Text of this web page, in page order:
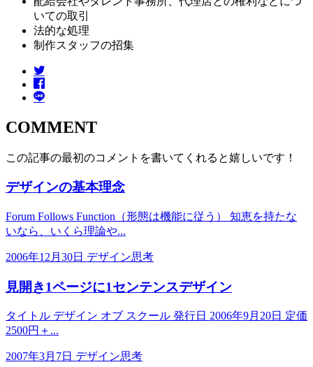
いての取引
法的な処理
制作スタッフの招集
COMMENT
この記事の最初のコメントを書いてくれると嬉しいです！
デザインの基本理念
Forum Follows Function（形態は機能に従う） 知恵を持たな
いなら、いくら理論や...
2006年12月30日 デザイン思考
見開き1ページに1センテンスデザイン
タイトル デザイン オブ スクール 発行日 2006年9月20日 定価
2500円＋...
2007年3月7日 デザイン思考